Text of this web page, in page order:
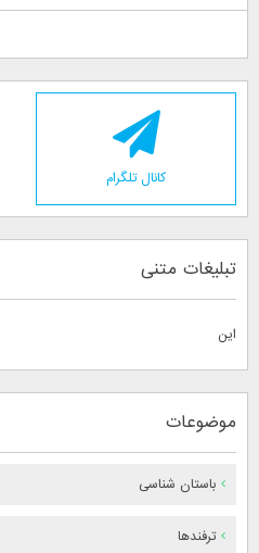
کانال تلگرام
تبلیغات متنی
این
موضوعات
باستان شناسی
ترفندها